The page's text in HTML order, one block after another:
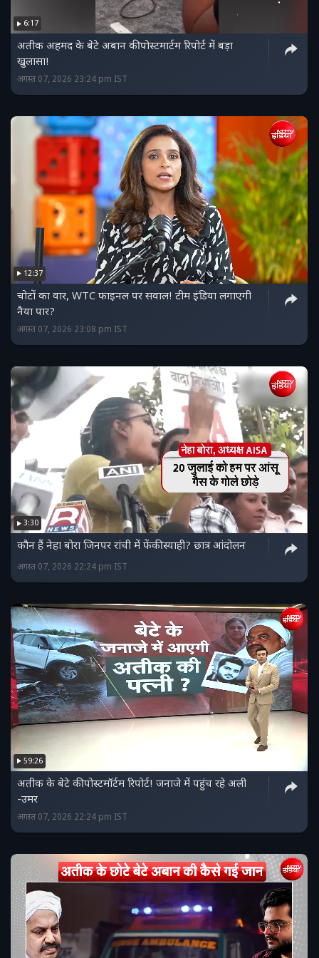
6:17
अतीक अहमद के बेटे अबान की पोस्टमार्टम रिपोर्ट में बड़ा
खुलासा!
अगस्त 07, 2026 23:24 pm IST
12:37
चोटों का वार, WTC फाइनल पर सवाल! टीम इंडिया लगाएगी
नैया पार?
अगस्त 07, 2026 23:08 pm IST
3:30
कौन हैं नेहा बोरा जिनपर रांची में फेंकी स्याही? छात्र आंदोलन
अगस्त 07, 2026 22:24 pm IST
59:26
अतीक के बेटे की पोस्टमॉर्टम रिपोर्ट! जनाजे में पहुंच रहे अली
-उमर
अगस्त 07, 2026 22:24 pm IST